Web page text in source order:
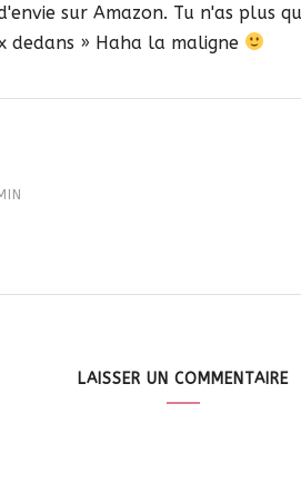
sur Amazon. Tu n'as plus
dedans » Haha la maligne
LAISSER UN COMMENTAIRE